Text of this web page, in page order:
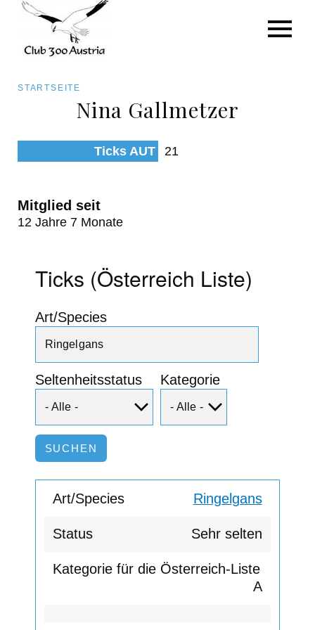
zum
Pfadnavigation
STARTSEITE
Nina Gallmetzer
Ticks AUT 21
Mitglied seit
12 Jahre 7 Monate
Ticks (Österreich Liste)
Art/Species
Seltenheitsstatus Kategorie
Art/Species
Status
Kategorie für die Österreich-Liste
Beobachtungen
Ringelgans
Sehr selten
A